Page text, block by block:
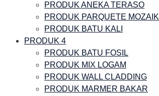
PRODUK ANEKA TERASO
PRODUK PARQUETE MOZAIK
PRODUK BATU KALI
PRODUK 4
PRODUK BATU FOSIL
PRODUK MIX LOGAM
PRODUK WALL CLADDING
PRODUK MARMER BAKAR